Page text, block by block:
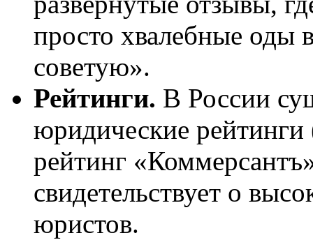
просто хвалебные оды
советую».
Рейтинги. В России
юридические
рейтинг
свидетельствует о
юристов.